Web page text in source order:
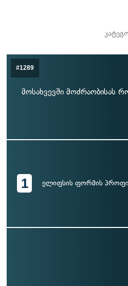
#1289
მოსახვევში მოძრაობისას
1 ელიფსის ფორმის